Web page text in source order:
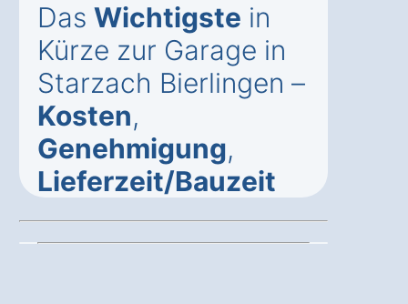
Das Wichtigste in
Kürze zur Garage in
Starzach Bierlingen –
Kosten,
Genehmigung,
Lieferzeit/Bauzeit